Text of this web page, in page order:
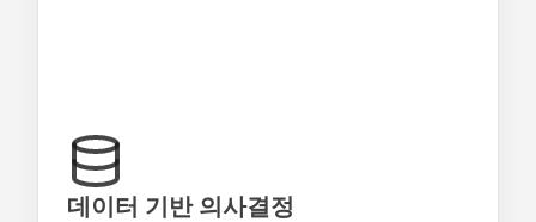
데이터 기반 의사결정